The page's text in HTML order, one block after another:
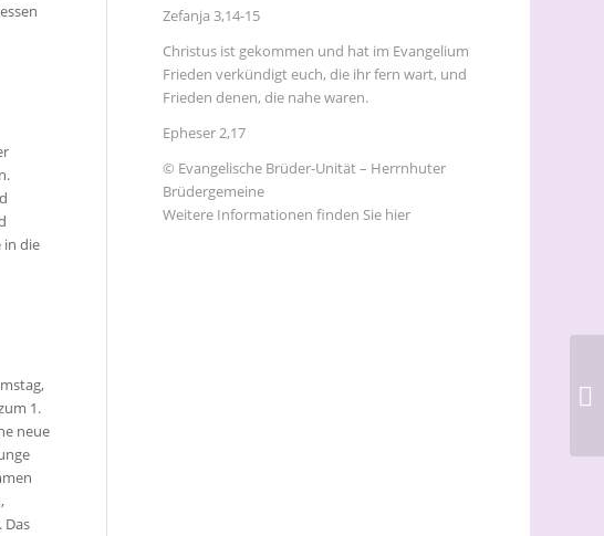
in die
1.
neue
Das
Zefanja 3,14-15
Christus ist gekommen und hat im Evangelium
Frieden verkündigt euch, die ihr fern wart, und
Frieden denen, die nahe waren.
Epheser 2,17
© Evangelische Brüder-Unität – Herrnhuter
Brüdergemeine
Weitere Informationen finden Sie hier